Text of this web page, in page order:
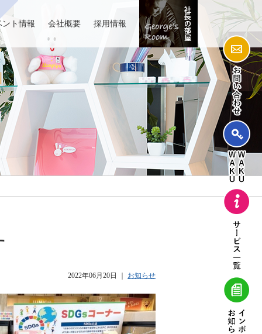
ント情報 会社概要 採用情報
2022年06月20日 お知らせ